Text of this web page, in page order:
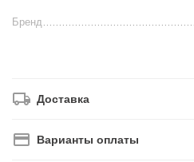
Бренд
Доставка
Варианты оплаты